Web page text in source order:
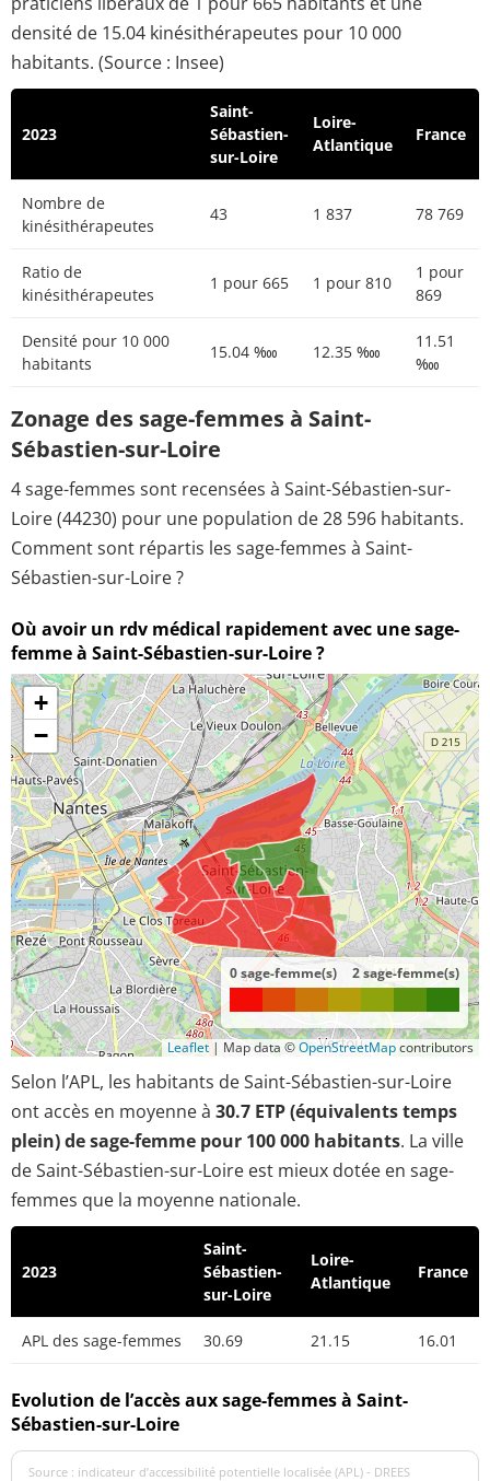
densité de 15.04 kinésithérapeutes pour 10 000
habitants. (Source : Insee)
2023
Saint-
Sébastien-
sur-Loire
Loire-
Atlantique
France
Nombre de
kinésithérapeutes
43 1 837 78 769
Ratio de
kinésithérapeutes
1 pour 665 1 pour 810
1 pour
869
Densité pour 10 000
habitants
15.04 ‱ 12.35 ‱
11.51
‱
Zonage des sage-femmes à Saint-
Sébastien-sur-Loire
4 sage-femmes sont recensées à Saint-Sébastien-sur-
Loire (44230) pour une population de 28 596 habitants.
Comment sont répartis les sage-femmes à Saint-
Sébastien-sur-Loire ?
Où avoir un rdv médical rapidement avec une sage-
femme à Saint-Sébastien-sur-Loire ?
+
−
0 sage-femme(s) 2 sage-femme(s)
Leaflet | Map data ©OpenStreetMapcontributors
Selon l’APL, les habitants de Saint-Sébastien-sur-Loire
ont accès en moyenne à 30.7 ETP (équivalents temps
plein) de sage-femme pour 100 000 habitants. La ville
de Saint-Sébastien-sur-Loire est mieux dotée en sage-
femmes que la moyenne nationale.
2023
Saint-
Sébastien-
sur-Loire
Loire-
Atlantique
France
APL des sage-femmes 30.69 21.15 16.01
Evolution de l’accès aux sage-femmes à Saint-
Sébastien-sur-Loire
Source : indicateur d’accessibilité potentielle localisée (APL) - DREES